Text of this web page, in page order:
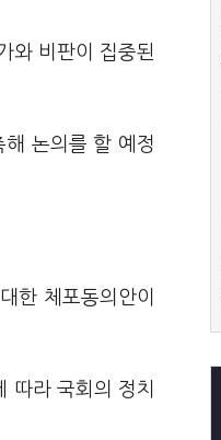
와 비판이 집중된
논의를 할 예정
한 체포동의안이
따라 국회의 정치